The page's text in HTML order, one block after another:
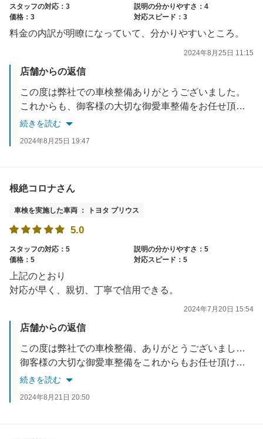
スタッフの対応：3
説明の分かりやすさ：4
価格：3
対応スピード：3
料金の内訳が明瞭になっていて、分かりやすいところ。
2024年8月25日 11:15
店舗からの返信
この度は弊社での車検整備ありがとうございました。
これからも、御客様の大切な御愛車整備をお任せ頂ける様
努力して参ります。
続きを読む
2024年8月25日 19:47
根絶コロナさん
車検を実施した車両 ： トヨタ プリウス
5.0
スタッフの対応：5
説明の分かりやすさ：5
価格：5
対応スピード：5
上記のとおり
対応が早く、親切、丁寧で信用できる。
2024年7月20日 15:54
店舗からの返信
この度は弊社での車検整備、ありがとうございました。
御客様の大切な御愛車整備をこれからもお任せ頂けるよう
努力して参ります。
続きを読む
2024年8月21日 20:50